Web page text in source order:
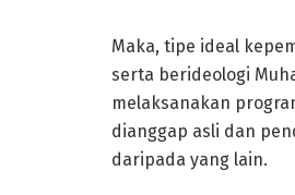
Maka, tipe ideal
serta berideologi
melaksanakan
dianggap asli dan
daripada yang lain.